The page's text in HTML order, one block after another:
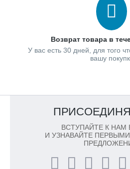
Возврат товара в
У вас есть 30 дней, для того
вашу
ВСТУПАЙТЕ К НАМ
И УЗНАВАЙТЕ